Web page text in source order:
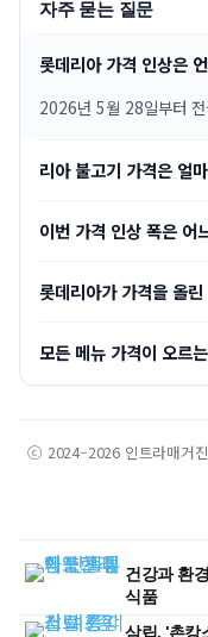
자주 묻는 질문
롯데리아 가격 인상은
2026년 5월 28일부터 전
리아 불고기 가격은 얼
이번 가격 인상 폭은 어
롯데리아가 가격을 올
모든 메뉴 가격이 오르
ⓒ 2024–2026 인트라매거
건강과 환
식품
삼립, '촌캉